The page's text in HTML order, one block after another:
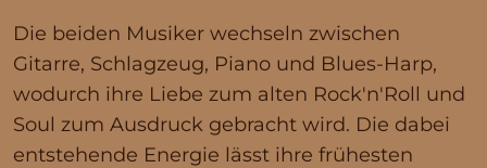
Die beiden Musiker wechseln zwischen
Gitarre, Schlagzeug, Piano und Blues-Harp,
wodurch ihre Liebe zum alten Rock'n'Roll und
Soul zum Ausdruck gebracht wird. Die dabei
entstehende Energie lässt ihre frühesten